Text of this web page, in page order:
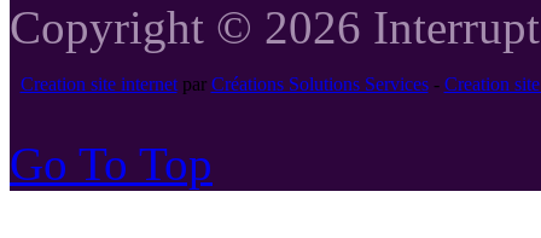
Copyright © 2026
Creation site internetpar Créations Solutions Services- Creation
Go To Top